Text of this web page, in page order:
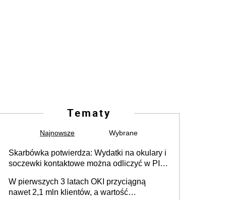
Tematy
Najnowsze Wybrane
Skarbówka potwierdza: Wydatki na okulary i
soczewki kontaktowe można odliczyć w PIT.
niepełnosprawności. Częściowe
dofinansowanie (np. z zfśs) pomniejsza
W pierwszych 3 latach OKI przyciągną
nawet 2,1 mln klientów, a wartość